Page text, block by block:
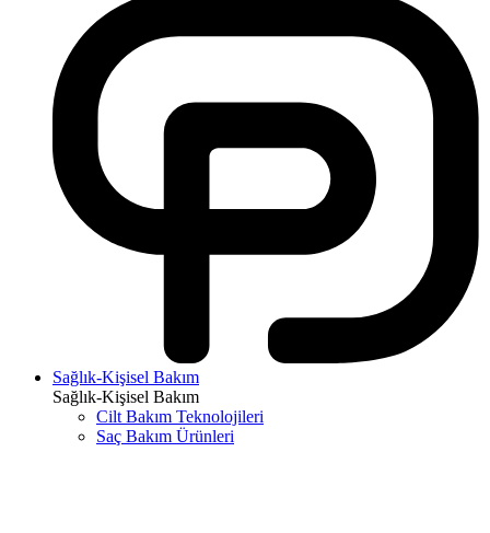
Sağlık-Kişisel Bakım
Sağlık-Kişisel Bakım
Cilt Bakım Teknolojileri
Saç Bakım Ürünleri